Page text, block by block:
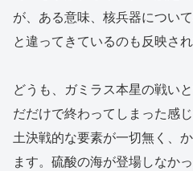
が、ある意味、核兵器につい
と違ってきているのも反映さ
どうも、ガミラス本星の戦い
だだけで終わってしまった感
土決戦的な要素が一切無く、
ます。硫酸の海が登場しなか